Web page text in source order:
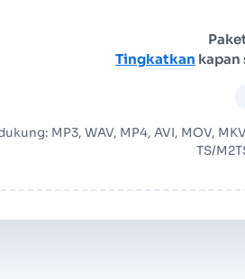
Tingkatkan kapan
MP3, WAV, MP4, AVI, MOV,
TS/